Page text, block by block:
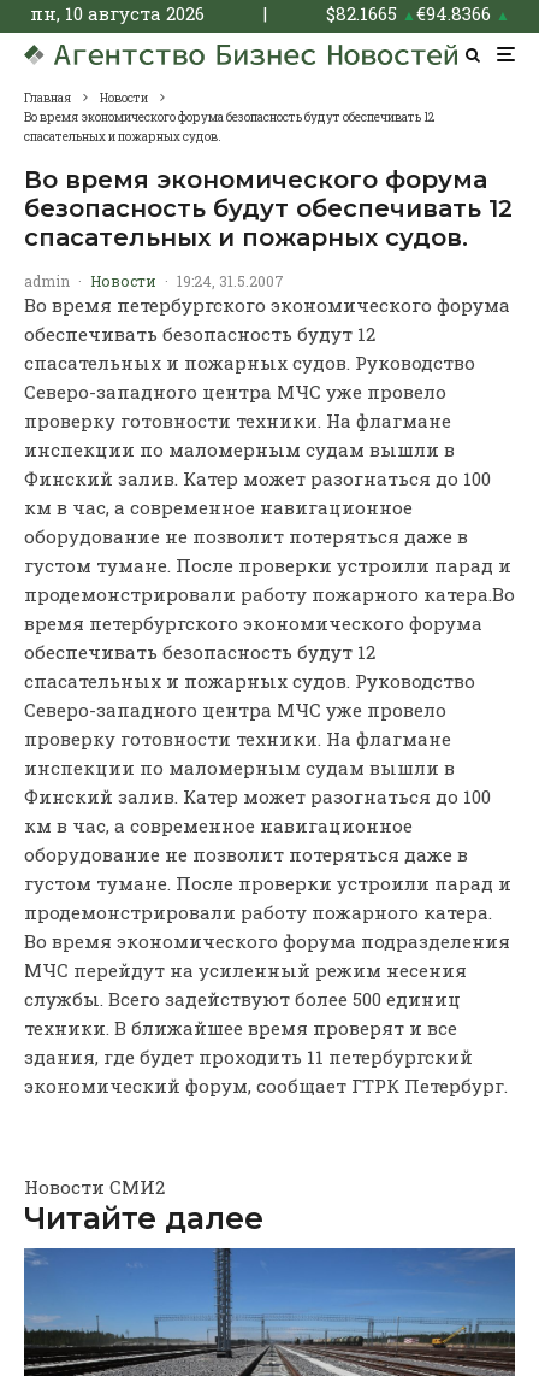
пн, 10 августа 2026 | $82.1665 ▲€94.8366 ▲
Главная
Новости
Во время экономического форума безопасность будут обеспечивать 12
спасательных и пожарных судов.
Во время экономического форума
безопасность будут обеспечивать 12
спасательных и пожарных судов.
admin · Новости · 19:24, 31.5.2007
Во время петербургского экономического форума
обеспечивать безопасность будут 12
спасательных и пожарных судов. Руководство
Северо-западного центра МЧС уже провело
проверку готовности техники. На флагмане
инспекции по маломерным судам вышли в
Финский залив. Катер может разогнаться до 100
км в час, а современное навигационное
оборудование не позволит потеряться даже в
густом тумане. После проверки устроили парад и
продемонстрировали работу пожарного катера. Во
время петербургского экономического форума
обеспечивать безопасность будут 12
спасательных и пожарных судов. Руководство
Северо-западного центра МЧС уже провело
проверку готовности техники. На флагмане
инспекции по маломерным судам вышли в
Финский залив. Катер может разогнаться до 100
км в час, а современное навигационное
оборудование не позволит потеряться даже в
густом тумане. После проверки устроили парад и
продемонстрировали работу пожарного катера.
Во время экономического форума подразделения
МЧС перейдут на усиленный режим несения
службы. Всего задействуют более 500 единиц
техники. В ближайшее время проверят и все
здания, где будет проходить 11 петербургский
экономический форум, сообщает ГТРК Петербург.
Новости СМИ2
Читайте далее